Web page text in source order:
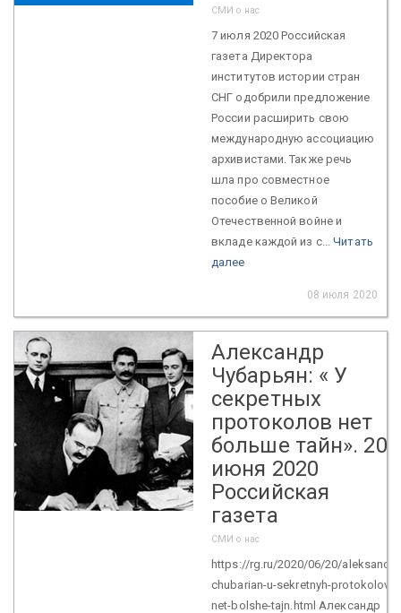
СМИ о нас
7 июля 2020 Российская
газета Директора
институтов истории стран
СНГ одобрили предложение
России расширить свою
международную ассоциацию
архивистами. Также речь
шла про совместное
пособие о Великой
Отечественной войне и
вкладе каждой из с...Читать
далее
08 июля 2020
Александр
Чубарьян: « У
секретных
протоколов нет
больше тайн». 20
июня 2020
Российская
газета
СМИ о нас
https://rg.ru/2020/06/20/aleksandr-
chubarian-u-sekretnyh-protokolov-
net-bolshe-tajn.html Александр